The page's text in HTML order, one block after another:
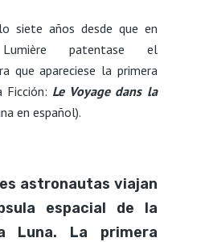
siete años desde que en
patentase el
que apareciese la primera
Ficción: Le Voyage dans la
en español).
astronautas viajan
espacial de la
Luna. La primera